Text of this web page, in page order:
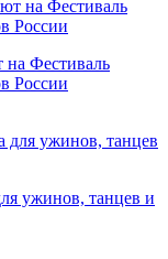
на Фестиваль
России
ужинов, танцев и